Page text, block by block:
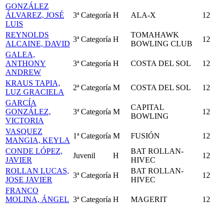
GONZÁLEZ
ÁLVAREZ, JOSÉ
LUIS
3ª Categoría H ALA-X 12
REYNOLDS
ALCAINE, DAVID
3ª Categoría H
TOMAHAWK
BOWLING CLUB
12
GALEA,
ANTHONY
ANDREW
3ª Categoría H COSTA DEL SOL 12
KRAUS TAPIA,
LUZ GRACIELA
2ª Categoría M COSTA DEL SOL
12
GARCÍA
GONZÁLEZ,
VICTORIA
3ª Categoría M
CAPITAL
BOWLING
12
VASQUEZ
MANGIA, KEYLA
1ª Categoría M FUSIÓN
12
CONDE LÓPEZ,
JAVIER
Juvenil H
BAT ROLLAN-
HIVEC
12
ROLLAN LUCAS,
JOSE JAVIER
3ª Categoría H
BAT ROLLAN-
HIVEC
12
FRANCO
MOLINA, ÁNGEL 3ª Categoría H MAGERIT 12